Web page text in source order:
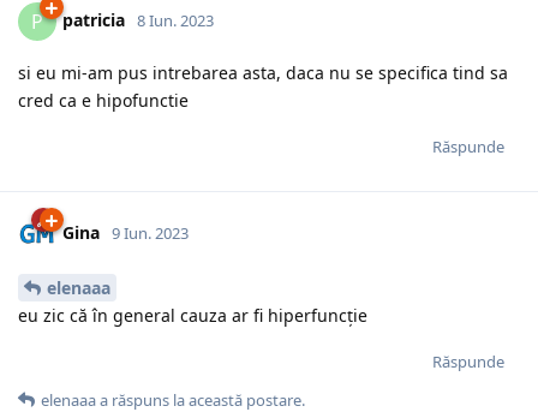
P patricia 8 Iun. 2023
si eu mi-am pus intrebarea asta, daca nu se specifica tind sa
cred ca e hipofunctie
Răspunde
Gina 9 Iun. 2023
elenaaa
eu zic că în general cauza ar fi hiperfuncție
Răspunde
elenaaaa răspuns la această postare.